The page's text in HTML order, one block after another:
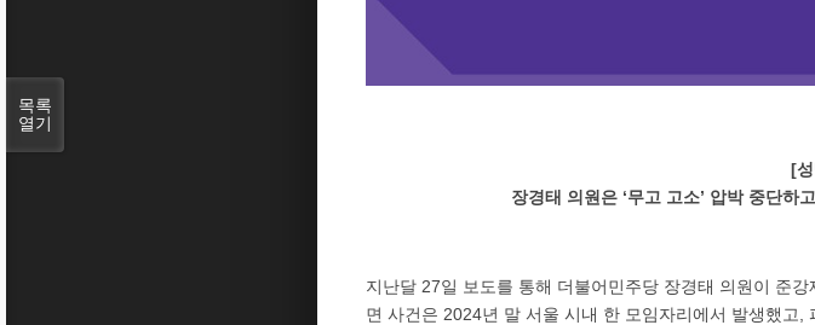
[
장경태 의원은 ‘무고 고소’ 압박 중단하
지난달 27일 보도를 통해 더불어민주당 장경태 의원이 준
면 사건은 2024년 말 서울 시내 한 모임자리에서 발생했고,
목록
열기